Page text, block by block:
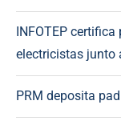
INFOTEP
electricistas junto
PRM deposita